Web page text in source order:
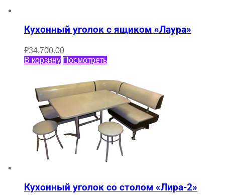
Кухонный уголок с ящиком «Лаура»
₽34,700.00
В корзину Посмотреть
Кухонный уголок со столом «Лира-2»